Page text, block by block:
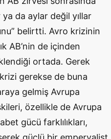
da aylar değil yıllar
belirtti. Avro krizinin
AB’nin de içinden
ortada. Gerek
gerekse de buna
gelmiş Avrupa
özellikle de Avrupa
gücü farklılıkları,